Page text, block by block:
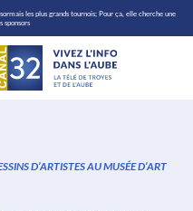
les plus grands tournois; Pour ça, elle cherche une
sponsors
D’ARTISTES AU MUSÉE D’ART